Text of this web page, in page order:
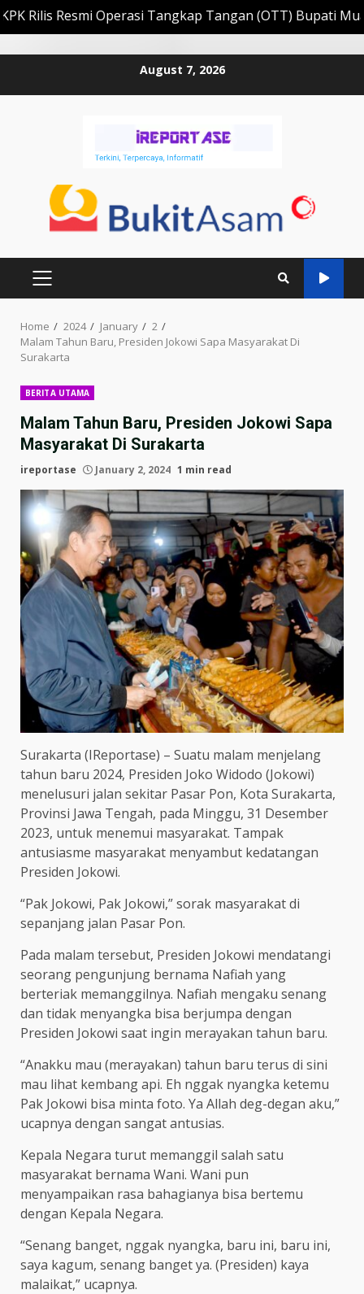
Resmi Operasi Tangkap Tangan (OTT) Bupati Muara
August 7, 2026
PRIMARY
Home 2024 January
2
Malam Tahun Baru, Presiden Jokowi Sapa Masyarakat Di
Surakarta
BERITA UTAMA
Malam Tahun Baru, Presiden Jokowi Sapa
Masyarakat Di Surakarta
ireportase January 2, 2024 1 min read
Surakarta (IReportase) – Suatu malam menjelang
tahun baru 2024, Presiden Joko Widodo (Jokowi)
menelusuri jalan sekitar Pasar Pon, Kota Surakarta,
Provinsi Jawa Tengah, pada Minggu, 31 Desember
2023, untuk menemui masyarakat. Tampak
antusiasme masyarakat menyambut kedatangan
Presiden Jokowi.
“Pak Jokowi, Pak Jokowi,” sorak masyarakat di
sepanjang jalan Pasar Pon.
Pada malam tersebut, Presiden Jokowi mendatangi
seorang pengunjung bernama Nafiah yang
berteriak memanggilnya. Nafiah mengaku senang
dan tidak menyangka bisa berjumpa dengan
Presiden Jokowi saat ingin merayakan tahun baru.
“Anakku mau (merayakan) tahun baru terus di sini
mau lihat kembang api. Eh nggak nyangka ketemu
Pak Jokowi bisa minta foto. Ya Allah deg-degan aku,”
ucapnya dengan sangat antusias.
Kepala Negara turut memanggil salah satu
masyarakat bernama Wani. Wani pun
menyampaikan rasa bahagianya bisa bertemu
dengan Kepala Negara.
“Senang banget, nggak nyangka, baru ini, baru ini,
saya kagum, senang banget ya. (Presiden) kaya
malaikat,” ucapnya.